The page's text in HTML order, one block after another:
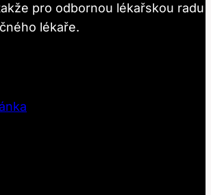
pro odbornou lékařskou radu
lékaře.